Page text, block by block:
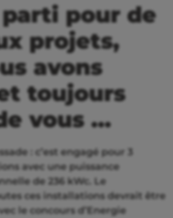
parti pour de
projets,
avons
toujours
vous …
: c’est engagé pour 3
avec une puissance
de 236 kWc. Le
ces installations devrait être
le concours d’Energie